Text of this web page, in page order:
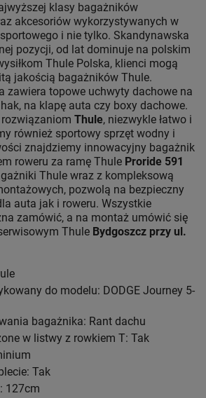
klasy bagażników
akcesoriów wykorzystywanych w
i nie tylko. Skandynawska
pozycji, od lat dominuje na polskim
Thule Polska, klienci mogą
jakością bagażników Thule.
zawiera topowe uchwyty dachowe na
na klapę auta czy boxy dachowe.
Thule, niezwykle łatwo i
również sportowy sprzęt wodny i
znajdziemy innowacyjny bagażnik
roweru za ramę Thule Proride 591
Thule wraz z kompleksową
pozwolą na bezpieczny
auta jak i roweru. Wszystkie
zamówić, a na montaż umówić się
Thule Bydgoszcz przy ul.
do modelu: DODGE Journey 5-
bagażnika: Rant dachu
w listwy z rowkiem T: Tak
Tak
127cm